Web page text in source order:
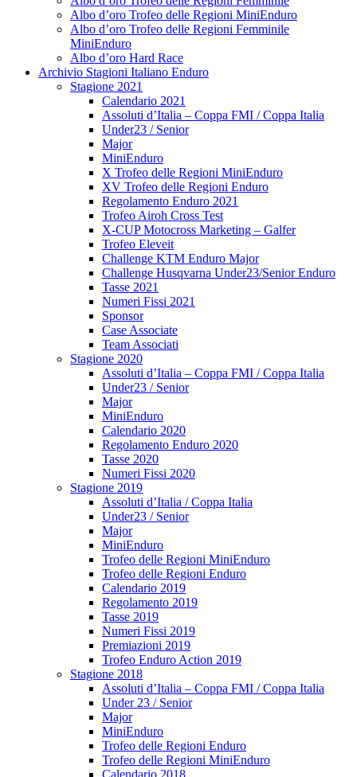
Albo d’oro Trofeo delle Regioni MiniEnduro
Albo d’oro Trofeo delle Regioni Femminile
MiniEnduro
Albo d’oro Hard Race
Archivio Stagioni Italiano Enduro
Stagione 2021
Calendario 2021
Assoluti d’Italia – Coppa FMI / Coppa Italia
Under23 / Senior
Major
MiniEnduro
X Trofeo delle Regioni MiniEnduro
XV Trofeo delle Regioni Enduro
Regolamento Enduro 2021
Trofeo Airoh Cross Test
X-CUP Motocross Marketing – Galfer
Trofeo Eleveit
Challenge KTM Enduro Major
Challenge Husqvarna Under23/Senior Enduro
Tasse 2021
Numeri Fissi 2021
Sponsor
Case Associate
Team Associati
Stagione 2020
Assoluti d’Italia – Coppa FMI / Coppa Italia
Under23 / Senior
Major
MiniEnduro
Calendario 2020
Regolamento Enduro 2020
Tasse 2020
Numeri Fissi 2020
Stagione 2019
Assoluti d’Italia / Coppa Italia
Under23 / Senior
Major
MiniEnduro
Trofeo delle Regioni MiniEnduro
Trofeo delle Regioni Enduro
Calendario 2019
Regolamento 2019
Tasse 2019
Numeri Fissi 2019
Premiazioni 2019
Trofeo Enduro Action 2019
Stagione 2018
Assoluti d’Italia – Coppa FMI / Coppa Italia
Under 23 / Senior
Major
MiniEnduro
Trofeo delle Regioni Enduro
Trofeo delle Regioni MiniEnduro
Calendario 2018